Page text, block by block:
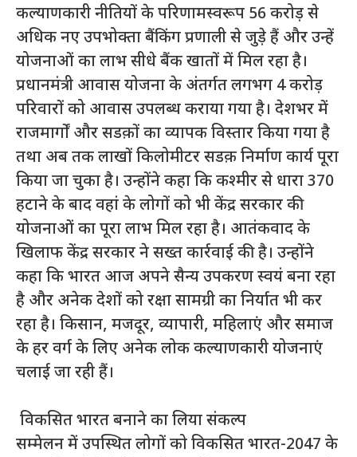
कल्याणकारी नीतियों के परिणामस्वरूप 56 करोड़ से
अधिक नए उपभोक्ता बैंकिंग प्रणाली से जुड़े हैं और उन्हें
योजनाओं का लाभ सीधे बैंक खातों में मिल रहा है।
प्रधानमंत्री आवास योजना के अंतर्गत लगभग 4 करोड़
परिवारों को आवास उपलब्ध कराया गया है। देशभर में
राजमार्गों और सडक़ों का व्यापक विस्तार किया गया है
तथा अब तक लाखों किलोमीटर सडक़ निर्माण कार्य पूरा
किया जा चुका है। उन्होंने कहा कि कश्मीर से धारा 370
हटाने के बाद वहां के लोगों को भी केंद्र सरकार की
योजनाओं का पूरा लाभ मिल रहा है। आतंकवाद के
खिलाफ केंद्र सरकार ने सख्त कार्रवाई की है। उन्होंने
कहा कि भारत आज अपने सैन्य उपकरण स्वयं बना रहा
है और अनेक देशों को रक्षा सामग्री का निर्यात भी कर
रहा है। किसान, मजदूर, व्यापारी, महिलाएं और समाज
के हर वर्ग के लिए अनेक लोक कल्याणकारी योजनाएं
चलाई जा रही हैं।
विकसित भारत बनाने का लिया संकल्प
सम्मेलन में उपस्थित लोगों को विकसित भारत-2047 के